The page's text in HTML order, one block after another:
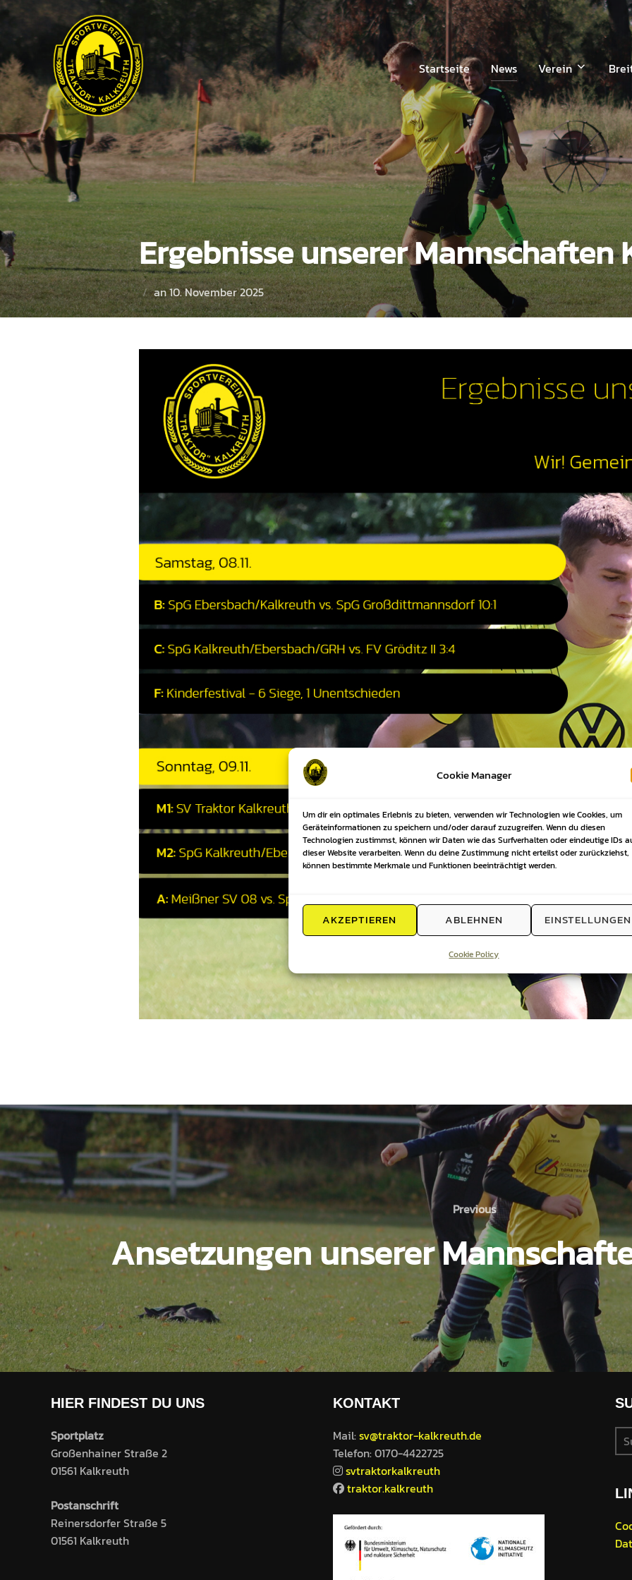
Cookie Manager
Um dir ein optimales Erlebnis zu bieten, verwenden wir Technologien wie Cookies, um
Geräteinformationen zu speichern und/oder darauf zuzugreifen. Wenn du diesen
Technologien zustimmst, können wir Daten wie das Surfverhalten oder eindeutige IDs
dieser Website verarbeiten. Wenn du deine Zustimmung nicht erteilst oder zurückziehst,
können bestimmte Merkmale und Funktionen beeinträchtigt werden.
AKZEPTIEREN ABLEHNEN EINSTELLUNGEN
Cookie Policy
Zum
springen
Startseite
News Verein
Ergebnisse unserer Mannschaften
anVeröffentlicht
am
10. November 2025
Beitragsnavigation
Previous
Previous
Ansetzungen unserer
HIER FINDEST DU UNS
Sportplatz
Großenhainer Straße 2
01561 Kalkreuth
Postanschrift
Reinersdorfer Straße 5
01561 Kalkreuth
KONTAKT
Mail:sv@traktor-kalkreuth.de
Telefon: 0170-4422725
svtraktorkalkreuth
traktor.kalkreuth